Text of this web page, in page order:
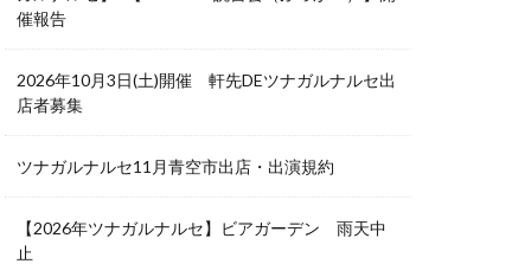
催報告
2026年10月3日(土)開催 軒先DEツナガルナルセ出
店者募集
ツナガルナルセ11月青空市出店・出演規約
【2026年ツナガルナルセ】ビアガーデン 雨天中
止